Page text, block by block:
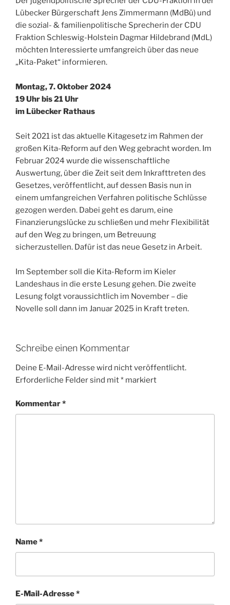
Lübecker Bürgerschaft Jens Zimmermann (MdBü) und
die sozial- & familienpolitische Sprecherin der CDU
Fraktion Schleswig-Holstein Dagmar Hildebrand (MdL)
möchten Interessierte umfangreich über das neue
„Kita-Paket“ informieren.
Montag, 7. Oktober 2024
19 Uhr bis 21 Uhr
im Lübecker Rathaus
Seit 2021 ist das aktuelle Kitagesetz im Rahmen der
großen Kita-Reform auf den Weg gebracht worden. Im
Februar 2024 wurde die wissenschaftliche
Auswertung, über die Zeit seit dem Inkrafttreten des
Gesetzes, veröffentlicht, auf dessen Basis nun in
einem umfangreichen Verfahren politische Schlüsse
gezogen werden. Dabei geht es darum, eine
Finanzierungslücke zu schließen und mehr Flexibilität
auf den Weg zu bringen, um Betreuung
sicherzustellen. Dafür ist das neue Gesetz in Arbeit.
Im September soll die Kita-Reform im Kieler
Landeshaus in die erste Lesung gehen. Die zweite
Lesung folgt voraussichtlich im November – die
Novelle soll dann im Januar 2025 in Kraft treten.
Schreibe einen Kommentar
Deine E-Mail-Adresse wird nicht veröffentlicht.
Erforderliche Felder sind mit* markiert
Kommentar*
Name*
E-Mail-Adresse*